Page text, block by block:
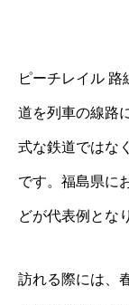
ピーチレイル 路
道を列車の線路
式な鉄道ではな
です。福島県に
どが代表例とな
訪れる際には、